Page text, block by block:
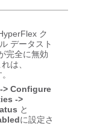
ク
データスト
完全に無効
は、
> Configure
->
と
に設定さ